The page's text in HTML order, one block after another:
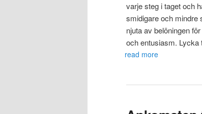
varje steg i taget och
smidigare och mindre
njuta av belöningen
och entusiasm. Lycka
read more